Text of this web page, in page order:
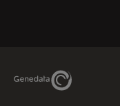
Genedata Link